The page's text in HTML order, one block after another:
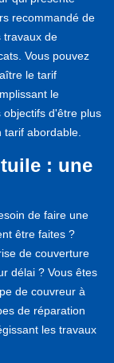
recommandé de
travaux de
Vous pouvez
le tarif
le
d'être plus
abordable.
: une
de faire une
être faites ?
de couverture
délai ? Vous êtes
de couvreur à
de réparation
les travaux